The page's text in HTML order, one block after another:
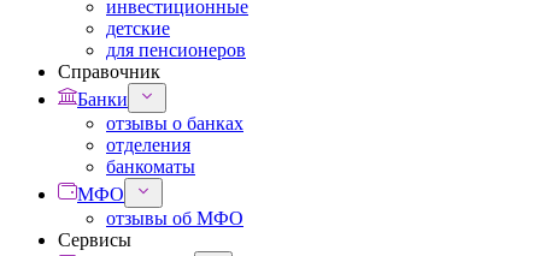
инвестиционные
детские
для пенсионеров
Справочник
Банки
отзывы о банках
отделения
банкоматы
МФО
отзывы об МФО
Сервисы